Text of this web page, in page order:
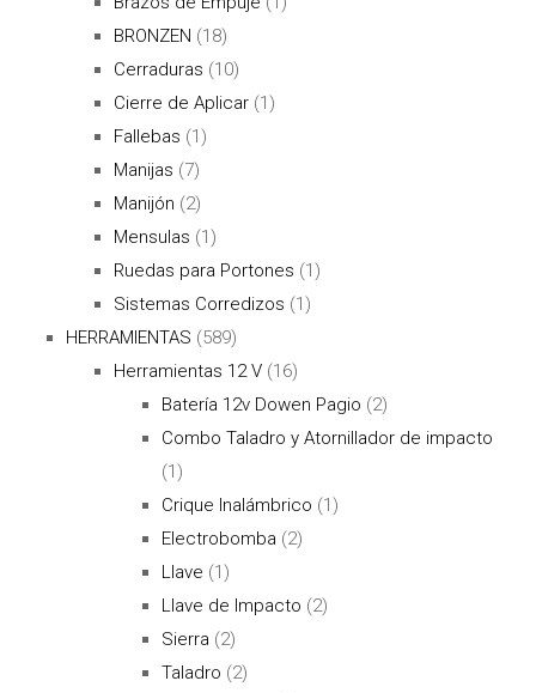
BRONZEN (18)
Cerraduras (10)
Cierre de Aplicar (1)
Fallebas (1)
Manijas (7)
Manijón (2)
Mensulas (1)
Ruedas para Portones (1)
Sistemas Corredizos (1)
HERRAMIENTAS (589)
Herramientas 12 V (16)
Batería 12v Dowen Pagio (2)
Combo Taladro y Atornillador de impacto
(1)
Crique Inalámbrico (1)
Electrobomba (2)
Llave (1)
Llave de Impacto (2)
Sierra (2)
Taladro (2)